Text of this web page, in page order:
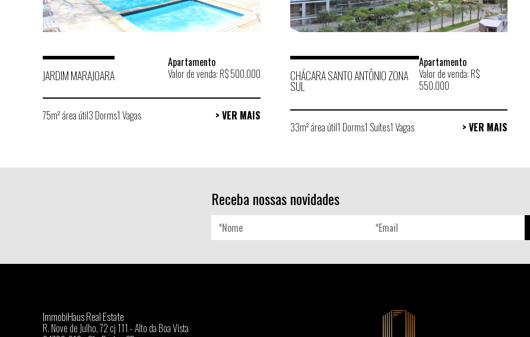
JARDIM MARAJOARA
Apartamento
Valor de venda: R$ 500.000
75m² área útil3 Dorms1 Vagas > VER MAIS
CHÁCARA SANTO ANTÔNIO ZONA
SUL
Apartamento
Valor de venda: R$
550.000
33m² área útil1 Dorms1 Suítes1 Vagas > VER MAIS
Receba nossas novidades
ImmobiHaus Real Estate
R. Nove de Julho, 72 cj 111 - Alto da Boa Vista